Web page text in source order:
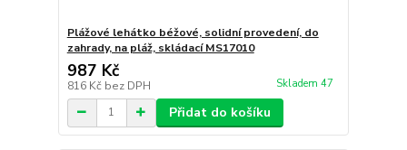
Plážové lehátko béžové, solidní provedení, do
zahrady, na pláž, skládací MS17010
987 Kč
816 Kč bez DPH Skladem 47
Přidat do košíku